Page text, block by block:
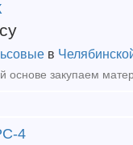
в
4